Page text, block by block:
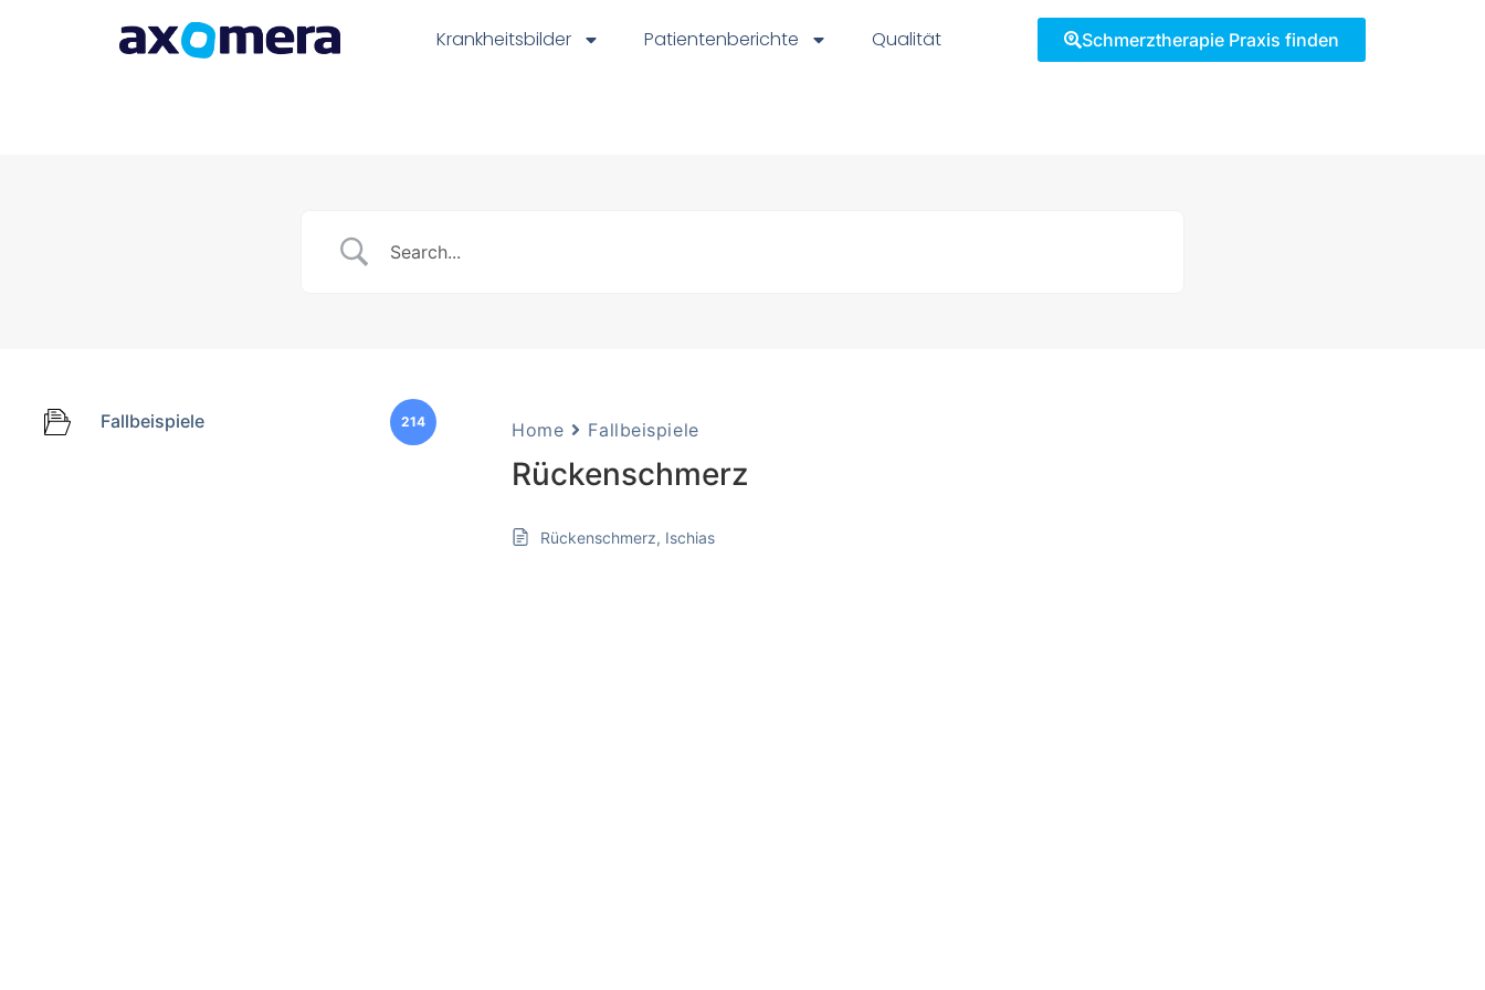
Krankheitsbilder Patientenberichte Qualität Schmerztherapie Praxis finden
Fallbeispiele 214 Home Fallbeispiele
Rückenschmerz
Rückenschmerz, Ischias